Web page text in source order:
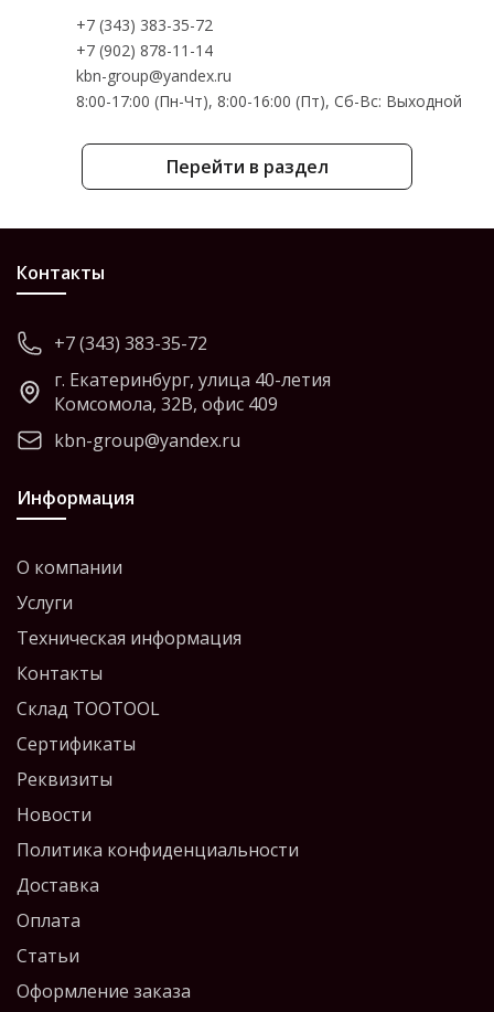
Перейти в раздел
+7 (343) 383-35-72
+7 (902) 878-11-14
kbn-group@yandex.ru
8:00-17:00 (Пн-Чт), 8:00-16:00 (Пт), Cб-Вс: Выходной
Контакты
+7 (343) 383-35-72
г. Екатеринбург, улица 40-летия
Комсомола, 32В, офис 409
kbn-group@yandex.ru
Информация
О компании
Услуги
Техническая информация
Контакты
Склад TOOTOOL
Сертификаты
Реквизиты
Новости
Политика конфиденциальности
Доставка
Оплата
Статьи
Оформление заказа